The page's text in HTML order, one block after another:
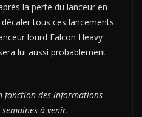
la perte du lanceur en
tous ces lancements.
lourd Falcon Heavy
lui aussi probablement
fonction des informations
à venir.